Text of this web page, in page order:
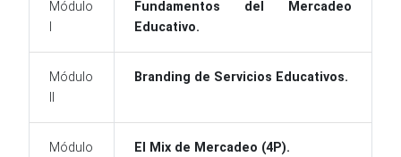
Módulo
Fundamentos del Mercadeo
Educativo.
Módulo
Branding de Servicios Educativos.
Módulo
El Mix de Mercadeo (4P).